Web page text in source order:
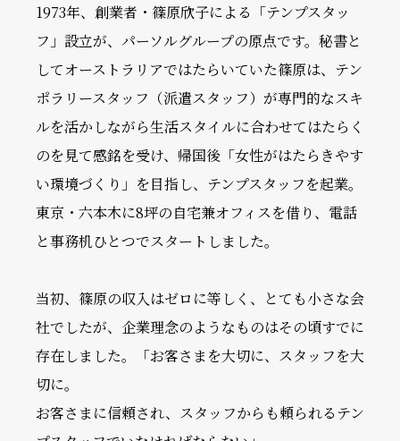
1973年、創業者・篠原欣子による「テンプスタッ
フ」設立が、パーソルグループの原点です。秘書と
してオーストラリアではたらいていた篠原は、テン
ポラリースタッフ（派遣スタッフ）が専門的なスキ
ルを活かしながら生活スタイルに合わせてはたらく
のを見て感銘を受け、帰国後「女性がはたらきやす
い環境づくり」を目指し、テンプスタッフを起業。
東京・六本木に8坪の自宅兼オフィスを借り、電話
と事務机ひとつでスタートしました。
当初、篠原の収入はゼロに等しく、とても小さな会
社でしたが、企業理念のようなものはその頃すでに
存在しました。「お客さまを大切に、スタッフを大
切に。
お客さまに信頼され、スタッフからも頼られるテン